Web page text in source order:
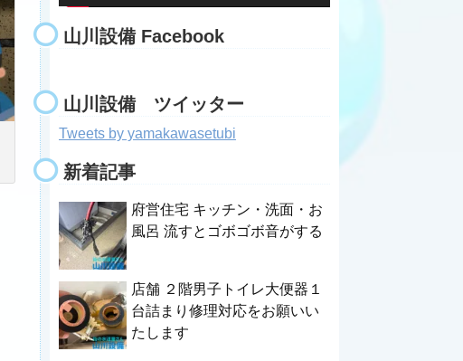
山川設備 Facebook
山川設備 ツイッター
Tweets by yamakawasetubi
新着記事
府営住宅 キッチン・洗面・お
風呂 流すとゴボゴボ音がする
店舗 ２階男子トイレ大便器１
台詰まり修理対応をお願いい
たします